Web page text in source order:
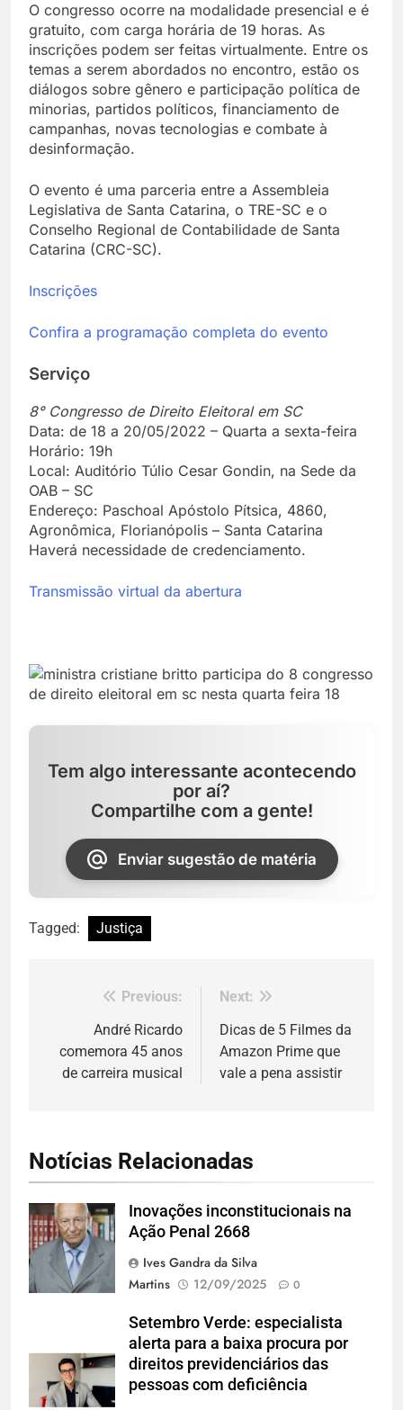
O congresso ocorre na modalidade presencial e é
gratuito, com carga horária de 19 horas. As
inscrições podem ser feitas virtualmente. Entre os
temas a serem abordados no encontro, estão os
diálogos sobre gênero e participação política de
minorias, partidos políticos, financiamento de
campanhas, novas tecnologias e combate à
desinformação.
O evento é uma parceria entre a Assembleia
Legislativa de Santa Catarina, o TRE-SC e o
Conselho Regional de Contabilidade de Santa
Catarina (CRC-SC).
Inscrições
Confira a programação completa do evento
Serviço
8° Congresso de Direito Eleitoral em SC
Data: de 18 a 20/05/2022 – Quarta a sexta-feira
Horário: 19h
Local: Auditório Túlio Cesar Gondin, na Sede da
OAB – SC
Endereço: Paschoal Apóstolo Pítsica, 4860,
Agronômica, Florianópolis – Santa Catarina
Haverá necessidade de credenciamento.
Transmissão virtual da abertura
Tem algo interessante acontecendo
por aí?
Compartilhe com a gente!
Enviar sugestão de matéria
Tagged: Justiça
Navegação
Post
Previous:
André Ricardo
comemora 45 anos
de carreira musical
Next:
Dicas de 5 Filmes da
Amazon Prime que
vale a pena assistir
Notícias Relacionadas
Andreia Tarelow
Inovações inconstitucionais na
Ação Penal 2668
Ives Gandra da Silva
Martins
12/09/2025 0
Setembro Verde: especialista
alerta para a baixa procura por
direitos previdenciários das
pessoas com deficiência